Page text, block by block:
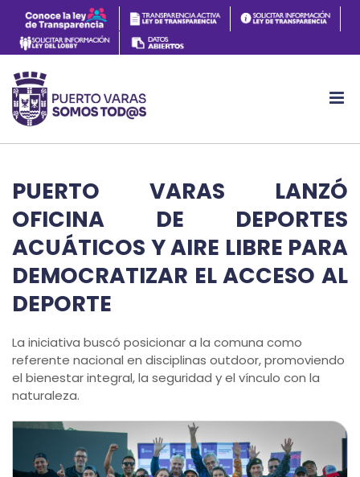
PUERTO VARAS LANZÓ
OFICINA DE DEPORTES
ACUÁTICOS Y AIRE LIBRE PARA
DEMOCRATIZAR EL ACCESO AL
DEPORTE
La iniciativa buscó posicionar a la comuna como
referente nacional en disciplinas outdoor, promoviendo
el bienestar integral, la seguridad y el vínculo con la
naturaleza.